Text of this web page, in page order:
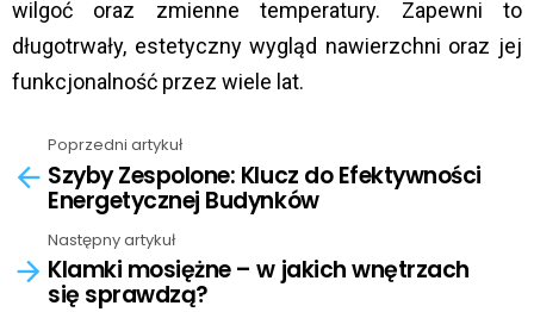
wilgoć oraz zmienne temperatury. Zapewni to
długotrwały, estetyczny wygląd nawierzchni oraz jej
funkcjonalność przez wiele lat.
more
Poprzedni artykuł
Szyby Zespolone: Klucz do Efektywności
Energetycznej Budynków
Następny artykuł
Klamki mosiężne – w jakich wnętrzach
się sprawdzą?